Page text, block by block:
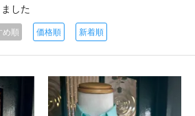
した
め順 価格順 新着順